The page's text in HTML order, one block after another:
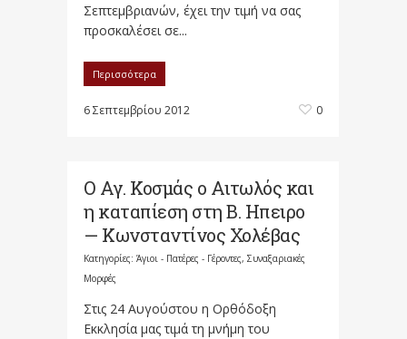
Σεπτεμβριανών, έχει την τιμή να σας
προσκαλέσει σε...
Περισσότερα
6 Σεπτεμβρίου 2012 0
Ο Αγ. Κοσμάς ο Αιτωλός και
η καταπίεση στη Β. Ηπειρο
— Κωνσταντίνος Χολέβας
Κατηγορίες: Άγιοι - Πατέρες - Γέροντες, Συναξαριακές
Μορφές
Στις 24 Αυγούστου η Ορθόδοξη
Εκκλησία μας τιμά τη μνήμη του